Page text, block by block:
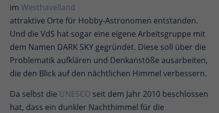
im Westhavelland
attraktive Orte für Hobby-Astronomen entstanden.
Und die VdS hat sogar eine eigene Arbeitsgruppe mit
dem Namen DARK SKY gegründet. Diese soll über die
Problematik aufklären und Denkanstöße ausarbeiten,
die den Blick auf den nächtlichen Himmel verbessern.
Da selbst die UNESCO seit dem Jahr 2010 beschlossen
hat, dass ein dunkler Nachthimmel für die